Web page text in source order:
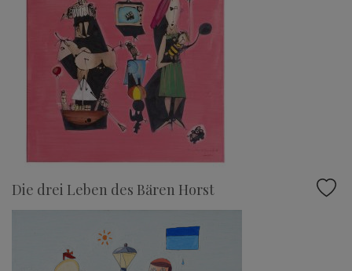
Die drei Leben des Bären Horst